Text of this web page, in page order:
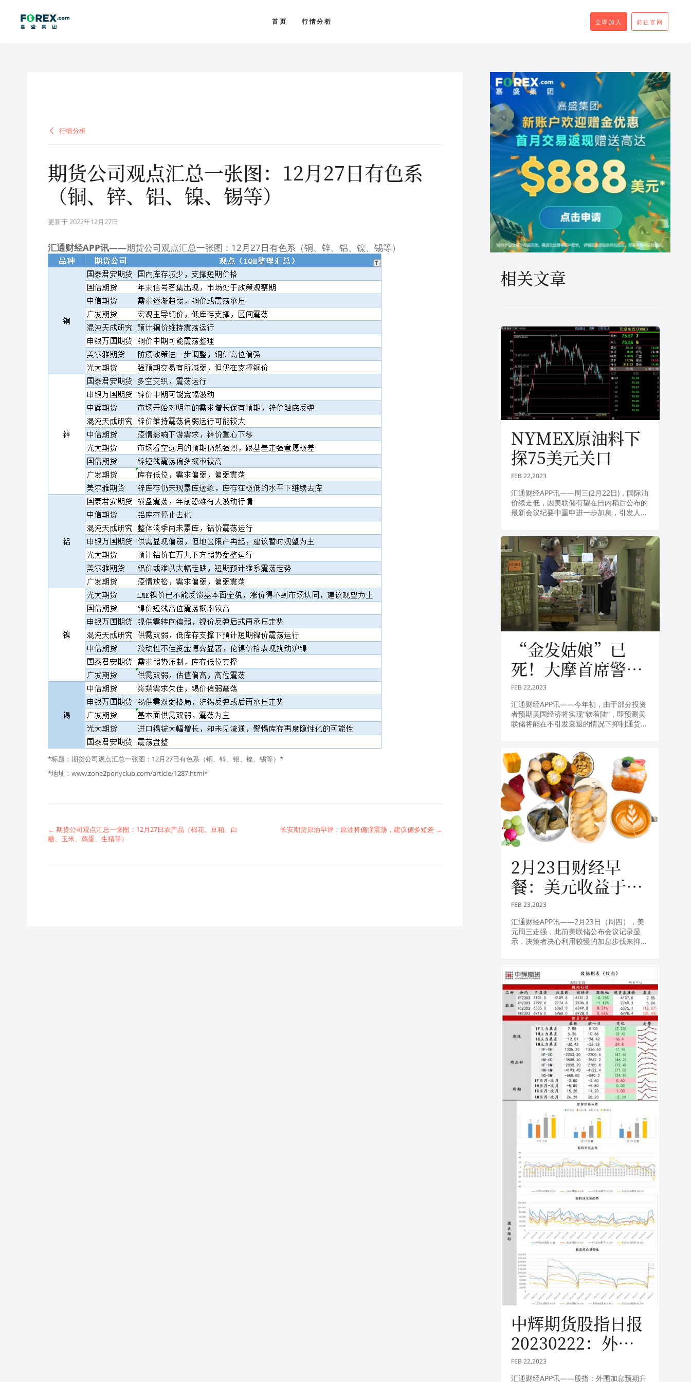
首页 行情分析 立即加入 前往官网
行情分析
行情分析
期货公司观点汇总一张图：12月27日有色系
（铜、锌、铝、镍、锡等）
更新于 2022年12月27日
汇通财经APP讯——期货公司观点汇总一张图：12月27日有色系（铜、锌、铝、镍、锡等）
*标题：期货公司观点汇总一张图：12月27日有色系（铜、锌、铝、镍、锡等）*
*地址：www.zone2ponyclub.com/article/1287.html*
← 期货公司观点汇总一张图：12月27日农产品（棉花、豆粕、白
糖、玉米、鸡蛋、生猪等）
长安期货原油早评：原油将偏强震荡，建议偏多短差 →
相关文章
NYMEX原油料下
探75美元关口
FEB 22,2023
汇通财经APP讯——周三(2月22日)，国际油
价续走低，因美联储有望在日内稍后公布的
最新会议纪要中重申进一步加息，引发人们
“金发姑娘”已
死！大摩首席警
告：美国经济硬着
陆风险在增加
FEB 22,2023
汇通财经APP讯——今年初，由于部分投资
者预期美国经济将实现“软着陆”，即预测美
联储将能在不引发衰退的情况下抑制通货膨
特（L...
2月23日财经早
餐：美元收益于美
联储加息暗示走
强，高通胀风险引
发原油需求忧虑
FEB 23,2023
汇通财经APP讯——2月23日（周四），美
元周三走强，此前美联储公布会议记录显
示，决策者决心利用较慢的加息步伐来抑制
将意味着...
中辉期货股指日报
20230222：外围
加息预期升温，股
FEB 22,2023
汇通财经APP讯——股指：外围加息预期升